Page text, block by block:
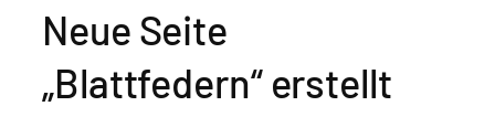
Neue Seite
„Blattfedern“ erstellt